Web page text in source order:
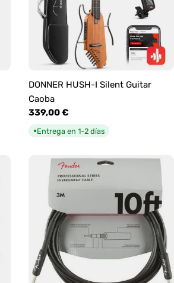
DONNER HUSH-I Silent Guitar
Caoba
Precio
habitual
339,00 €
●Entrega en 1-2 días